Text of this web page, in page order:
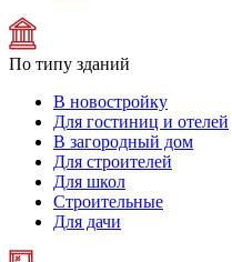
По типу зданий
В новостройку
Для гостиниц и отелей
В загородный дом
Для строителей
Для школ
Строительные
Для дачи